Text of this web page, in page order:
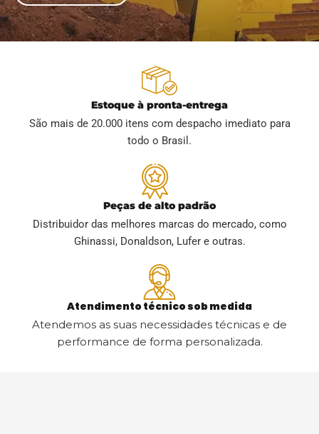
Estoque à pronta-entrega
São mais de 20.000 itens com despacho imediato para
todo o Brasil.
Peças de alto padrão
Distribuidor das melhores marcas do mercado, como
Ghinassi, Donaldson, Lufer e outras.
Atendimento técnico sob medida
Atendemos as suas necessidades técnicas e de
performance de forma personalizada.